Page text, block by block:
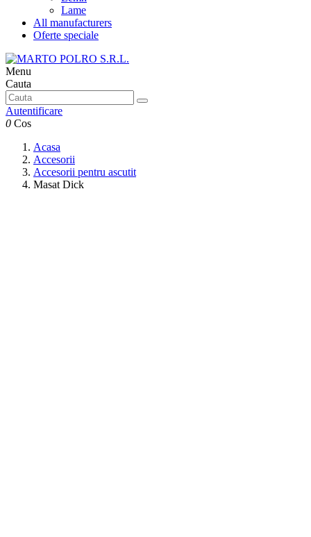
Lame
All manufacturers
Oferte speciale
Menu
Cauta
Autentificare
0 Cos
Acasa
Accesorii
Accesorii pentru ascutit
Masat Dick